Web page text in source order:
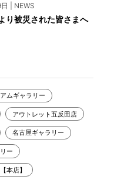
| NEWS
り被災された皆さまへ
ムギャラリー
アウトレット五反田店
名古屋ギャラリー
ー
本店】